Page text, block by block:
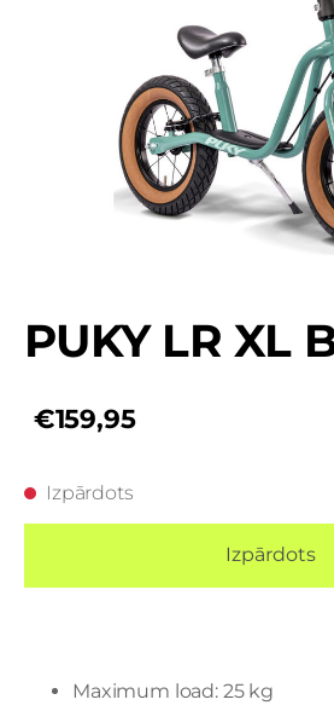
PUKY LR XL
€159,95
Izpārdots
Izpārdots
Maximum load: 25 kg